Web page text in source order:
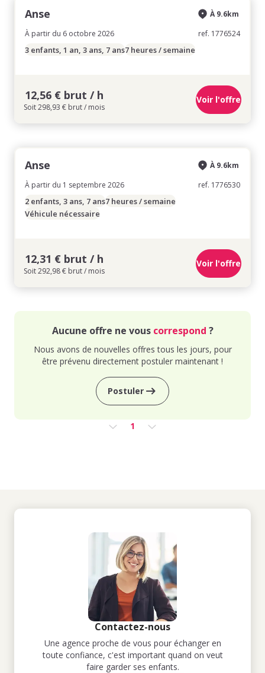
Anse
À partir du 6 octobre 2026
À 9.6km
ref. 1776524
3 enfants, 1 an, 3 ans, 7 ans7 heures / semaine
12,56 € brut / h
Soit 298,93 € brut / mois
Voir l'offre
Anse
À partir du 1 septembre 2026
À 9.6km
ref. 1776530
2 enfants, 3 ans, 7 ans7 heures / semaine
Véhicule nécessaire
12,31 € brut / h
Soit 292,98 € brut / mois
Voir l'offre
Aucune offre ne vous correspond ?
Nous avons de nouvelles offres tous les jours, pour
être prévenu directement postuler maintenant !
Postuler
1
Contactez-nous
Une agence proche de vous pour échanger en
toute confiance, c'est important quand on veut
faire garder ses enfants.